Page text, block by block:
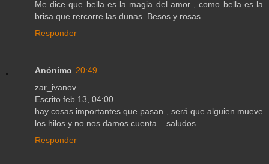
Me dice que bella es la magia del amor , como bella es la
brisa que rercorre las dunas. Besos y rosas
Responder
Anónimo 20:49
zar_ivanov
Escrito feb 13, 04:00
hay cosas importantes que pasan , será que alguien mueve
los hilos y no nos damos cuenta... saludos
Responder